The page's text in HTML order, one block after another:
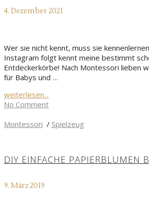
4. Dezember 2021
Wer sie nicht kennt, muss sie
Instagram folgt kennt meine bestimmt
Entdeckerkörbe! Nach Montessori lieben
für Babys und …
weiterlesen...
No Comment
Montessori / Spielzeug
DIY EINFACHE PAPIERBLUMEN
9. März 2019